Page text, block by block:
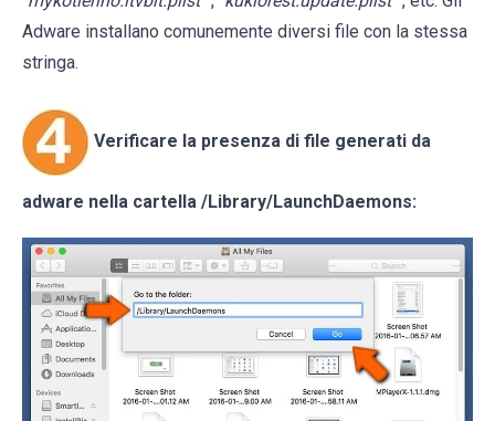
Adware installano comunemente diversi file con la stessa
stringa.
Verificare la presenza di file generati da
adware nella cartella /Library/LaunchDaemons: